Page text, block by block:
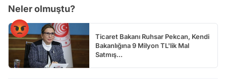
Neler olmuştu?
Ticaret Bakanı Ruhsar Pekcan, Kendi
Bakanlığına 9 Milyon TL'lik Mal
Satmış...